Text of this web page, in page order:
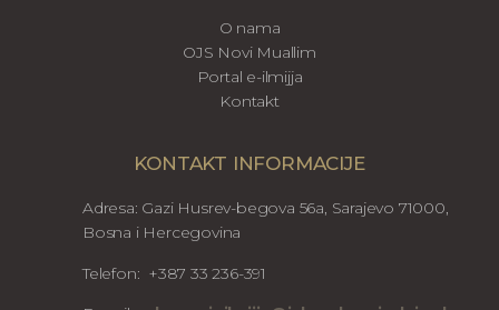
O nama
OJS Novi Muallim
Portal e-ilmijja
Kontakt
KONTAKT INFORMACIJE
Adresa: Gazi Husrev-begova 56a, Sarajevo 71000,
Bosna i Hercegovina
Telefon: +387 33 236-391